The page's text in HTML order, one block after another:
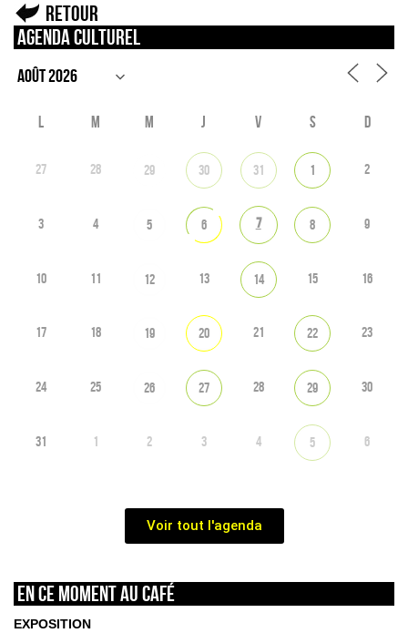
Retour
Agenda culturel
L M M J V S D
27 28 29 30 31 1 2
3 4 5 6 7 8 9
10 11 12 13 14 15 16
17 18 19 20 21 22 23
24 25 26 27 28 29 30
31 1 2 3 4 5 6
Voir tout l'agenda
En ce moment au café
EXPOSITION